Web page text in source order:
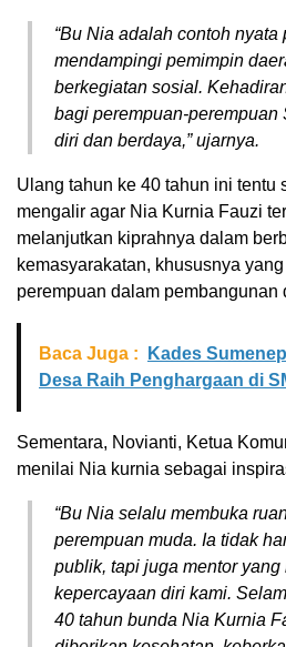
“Bu Nia adalah contoh
mendampingi pemimpin
berkegiatan sosial.
bagi perempuan-perempuan
diri dan berdaya,” ujarnya.
Ulang tahun ke 40 tahun ini tentu
mengalir agar Nia Kurnia Fauzi
melanjutkan kiprahnya dalam
kemasyarakatan, khususnya
perempuan dalam pembangunan
Baca Juga :
Kades
Desa Raih Penghargaan di
Sementara, Novianti, Ketua
menilai Nia kurnia sebagai
“Bu Nia selalu membuka
perempuan muda. Ia tidak
publik, tapi juga mentor yang
kepercayaan diri kami.
40 tahun bunda Nia Kurnia